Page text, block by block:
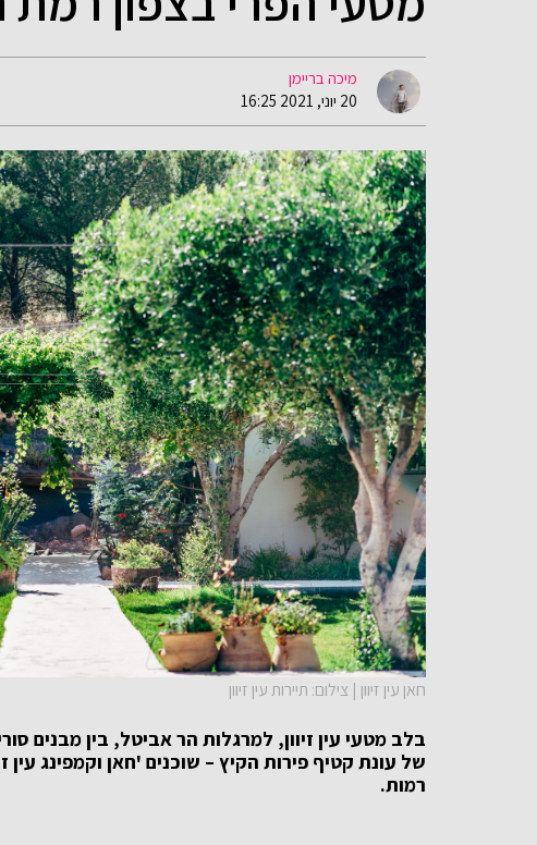
מיכה בריימן
20 יוני, 2021 16:25
חאן עין זיוון | צילום: תיירות עין זיוון
בלב מטעי עין זיוון, למרגלות הר אביטל, בין מבנים
של עונת קטיף פירות הקיץ – שוכנים 'חאן וקמפינג עין
רמות.